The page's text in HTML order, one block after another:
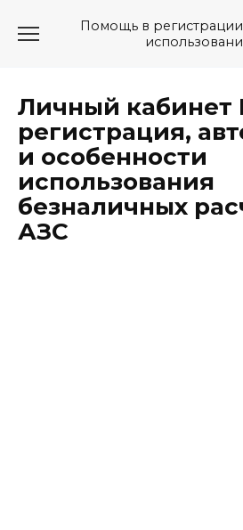
Помощь в
Личный кабинет
регистрация,
и особенности
использования
безналичных
АЗС